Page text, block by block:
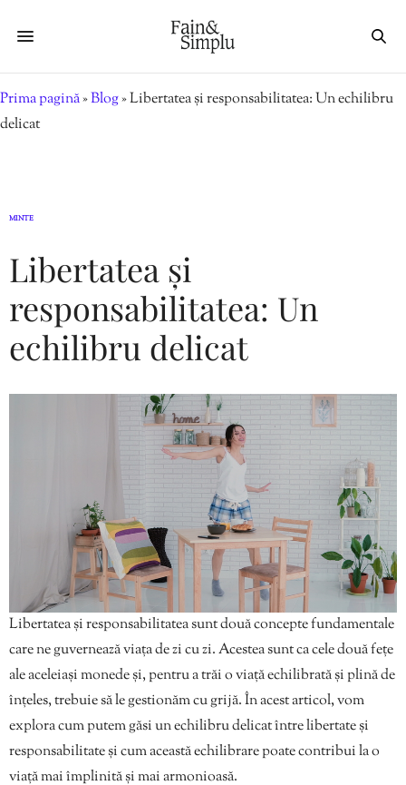
Prima pagină»Blog»Libertatea și responsabilitatea: Un echilibru
delicat
MINTE
Libertatea și
responsabilitatea: Un
echilibru delicat
Libertatea și responsabilitatea sunt două concepte fundamentale
care ne guvernează viața de zi cu zi. Acestea sunt ca cele două fețe
ale aceleiași monede și, pentru a trăi o viață echilibrată și plină de
înțeles, trebuie să le gestionăm cu grijă. În acest articol, vom
explora cum putem găsi un echilibru delicat între libertate și
responsabilitate și cum această echilibrare poate contribui la o
viață mai împlinită și mai armonioasă.